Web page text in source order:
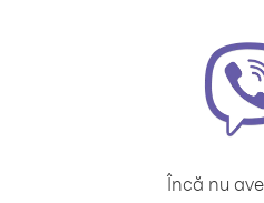
Încă nu